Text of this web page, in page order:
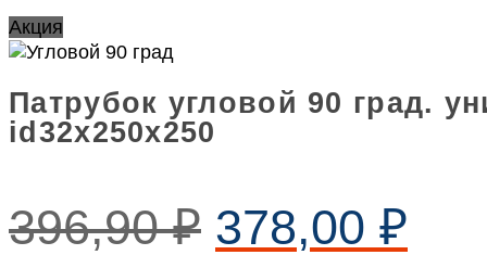
Акция
Патрубок угловой 90 град.
id32х250х250
396,90₽ 378,00 ₽